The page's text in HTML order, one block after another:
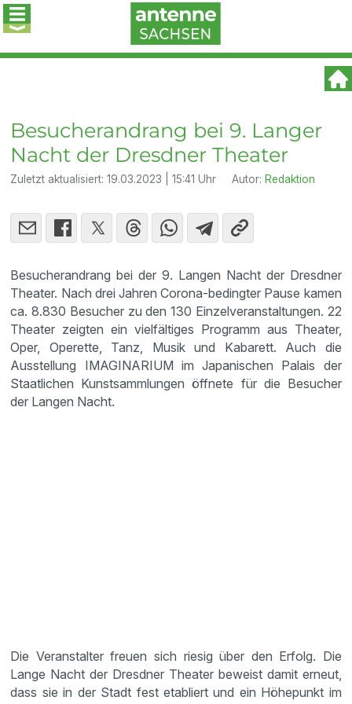
Besucherandrang bei 9. Langer
Nacht der Dresdner Theater
Zuletzt aktualisiert:19.03.2023 | 15:41 Uhr Autor: Redaktion
Besucherandrang bei der 9. Langen Nacht der Dresdner
Theater. Nach drei Jahren Corona-bedingter Pause kamen
ca. 8.830 Besucher zu den 130 Einzelveranstaltungen. 22
Theater zeigten ein vielfältiges Programm aus Theater,
Oper, Operette, Tanz, Musik und Kabarett. Auch die
Ausstellung IMAGINARIUM im Japanischen Palais der
Staatlichen Kunstsammlungen öffnete für die Besucher
der Langen Nacht.
Die Veranstalter freuen sich riesig über den Erfolg. Die
Lange Nacht der Dresdner Theater beweist damit erneut,
dass sie in der Stadt fest etabliert und ein Höhepunkt im